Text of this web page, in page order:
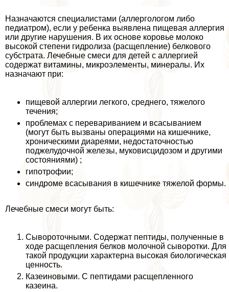
Назначаются специалистами (аллергологом либо
педиатром), если у ребенка выявлена пищевая аллергия
или другие нарушения. В их основе коровье молоко
высокой степени гидролиза (расщепление) белкового
субстрата. Лечебные смеси для детей с аллергией
содержат витамины, микроэлементы, минералы. Их
назначают при:
пищевой аллергии легкого, среднего, тяжелого
течения;
проблемах с перевариванием и всасыванием
(могут быть вызваны операциями на кишечнике,
хроническими диареями, недостаточностью
поджелудочной железы, муковисцидозом и другими
состояниями) ;
гипотрофии;
синдроме всасывания в кишечнике тяжелой формы.
Лечебные смеси могут быть:
Сывороточными. Содержат пептиды, полученные в
ходе расщепления белков молочной сыворотки. Для
такой продукции хаpaктерна высокая биологическая
ценность.
Казеиновыми. С пептидами расщепленного
казеина.